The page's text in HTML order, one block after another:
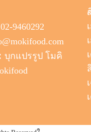
02-9460292
บุกแปรรูป โมคิ